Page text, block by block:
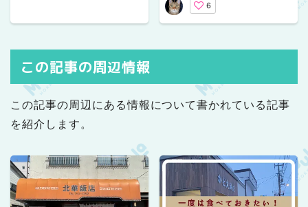
6
この記事の周辺情報
この記事の周辺にある情報について書かれている記事
を紹介します。